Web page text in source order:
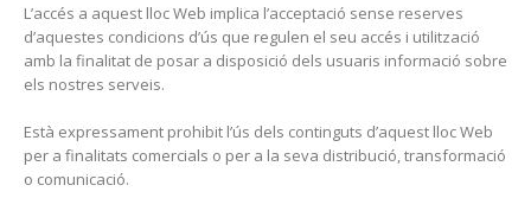
L’accés a aquest lloc Web implica l’acceptació sense reserves
d’aquestes condicions d’ús que regulen el seu accés i utilització
amb la finalitat de posar a disposició dels usuaris informació sobre
els nostres serveis.
Està expressament prohibit l’ús dels continguts d’aquest lloc Web
per a finalitats comercials o per a la seva distribució, transformació
o comunicació.